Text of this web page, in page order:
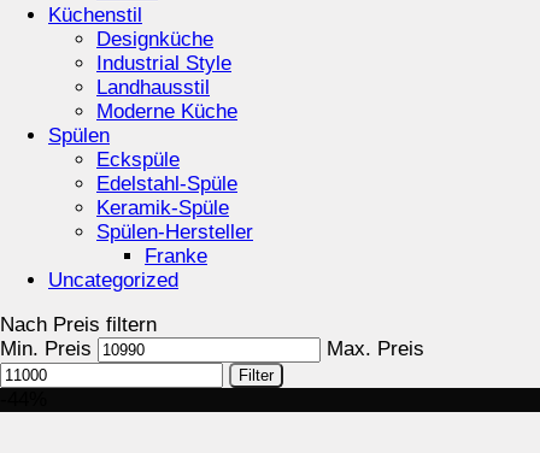
Küchenstil
Designküche
Industrial Style
Landhausstil
Moderne Küche
Spülen
Eckspüle
Edelstahl-Spüle
Keramik-Spüle
Spülen-Hersteller
Franke
Uncategorized
Nach Preis filtern
Min. Preis
Max. Preis
Filter